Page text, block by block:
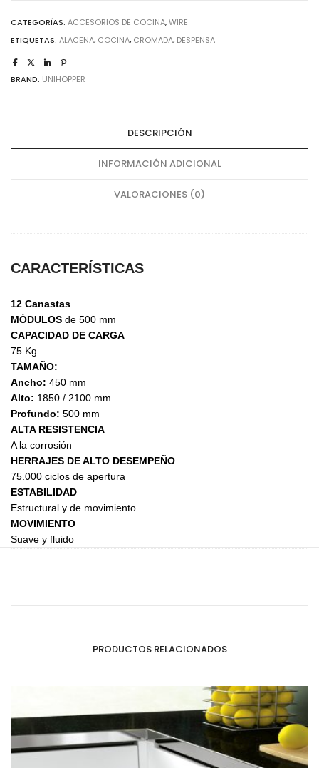
CATEGORÍAS: ACCESORIOS DE COCINA,WIRE
ETIQUETAS: ALACENA, COCINA, CROMADA, DESPENSA
BRAND: UNIHOPPER
DESCRIPCIÓN
INFORMACIÓN ADICIONAL
VALORACIONES (0)
CARACTERÍSTICAS
12 Canastas
MÓDULOS de 500 mm
CAPACIDAD DE CARGA
75 Kg.
TAMAÑO:
Ancho: 450 mm
Alto: 1850 / 2100 mm
Profundo: 500 mm
ALTA RESISTENCIA
A la corrosión
HERRAJES DE ALTO DESEMPEÑO
75.000 ciclos de apertura
ESTABILIDAD
Estructural y de movimiento
MOVIMIENTO
Suave y fluido
PRODUCTOS RELACIONADOS